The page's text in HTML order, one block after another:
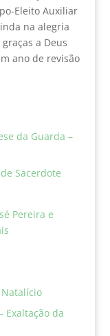
Eleito Auxiliar
na alegria
a Deus
ano de revisão
da Guarda –
Sacerdote
Pereira e
Exaltação da